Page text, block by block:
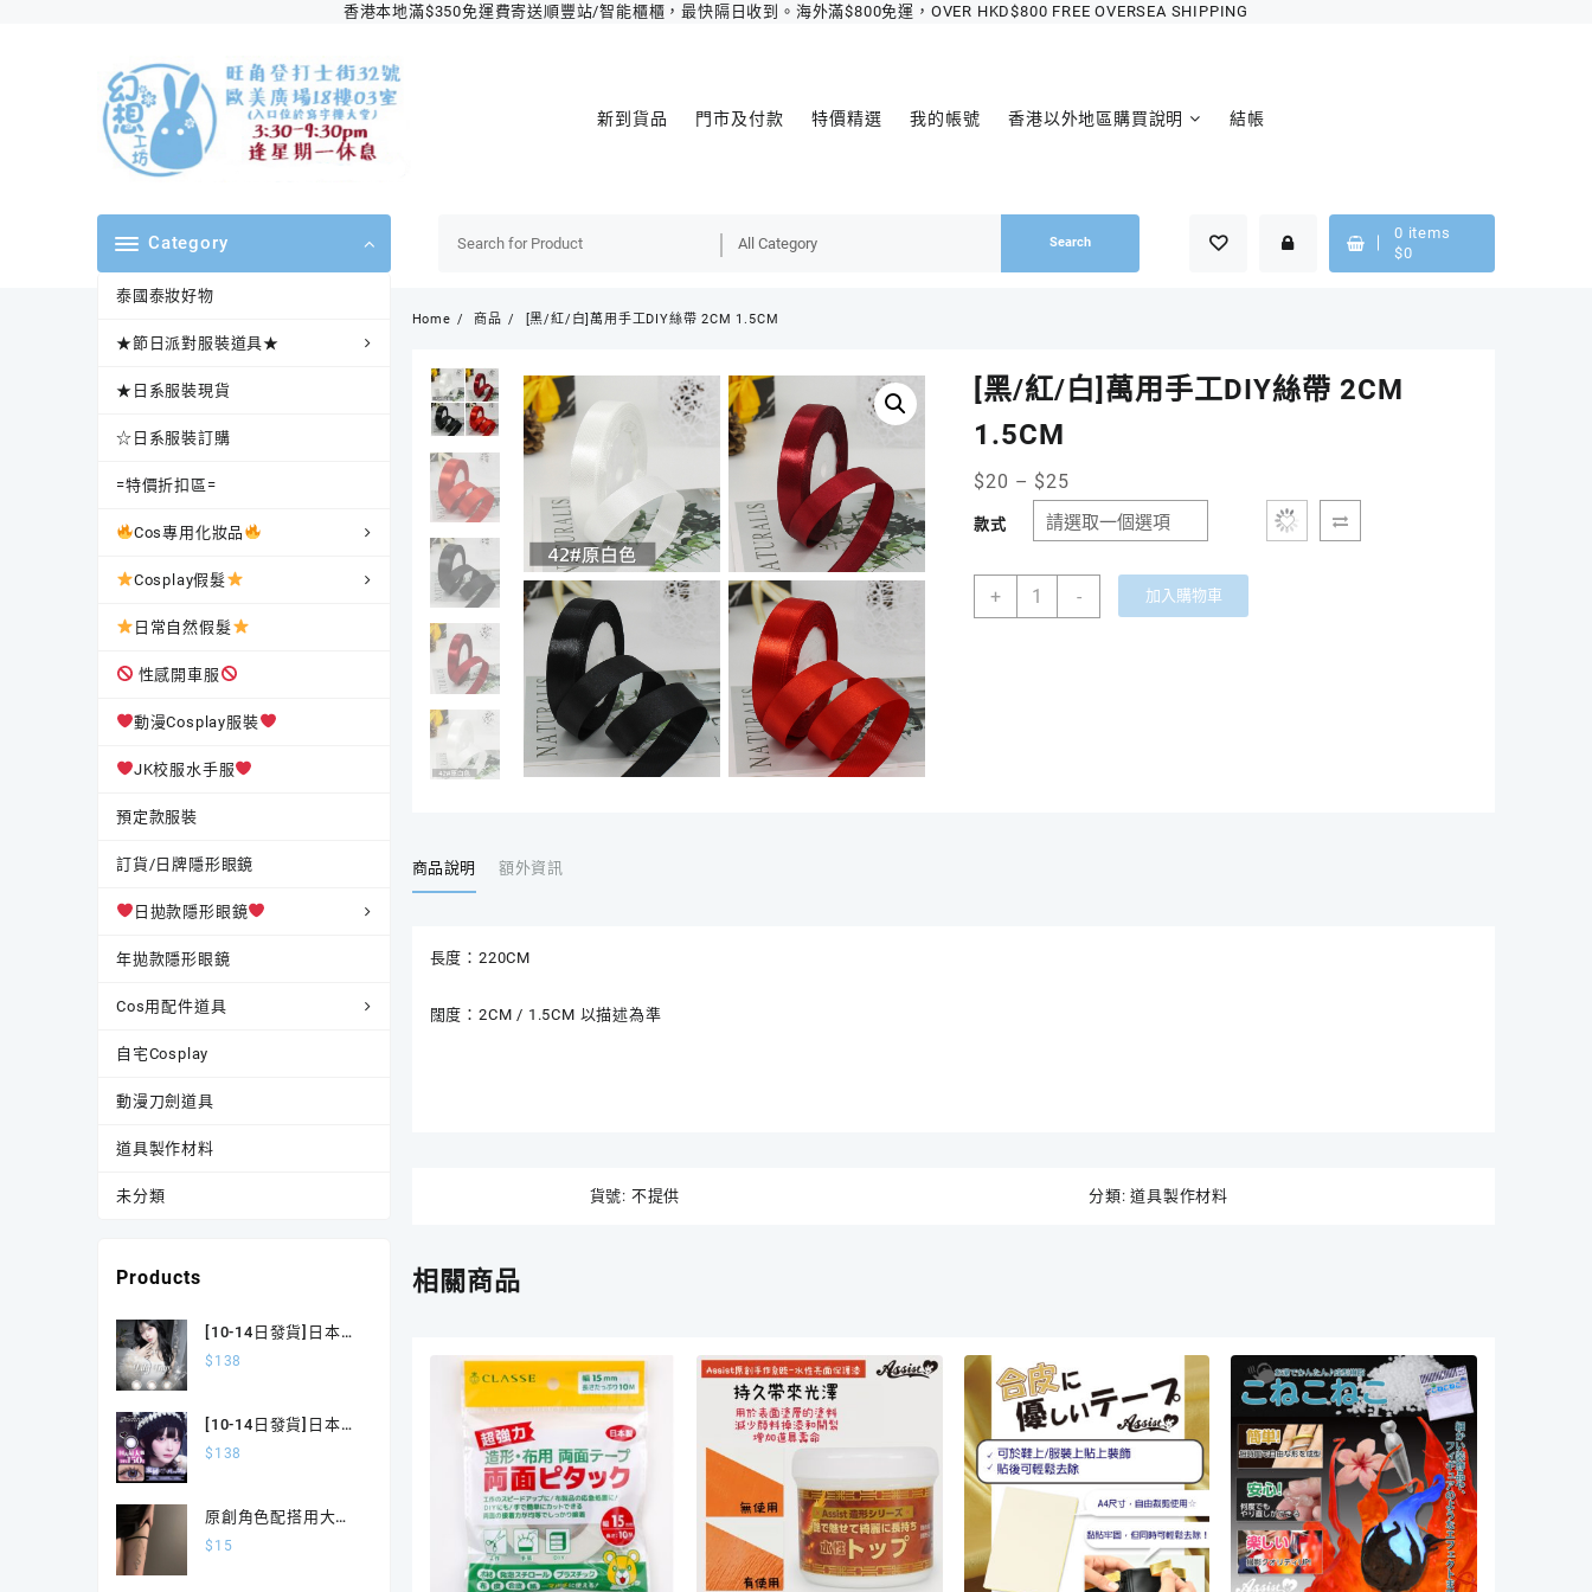
香港本地滿$350免運費寄送順豐站/智能櫃櫃，最快隔日收到。海外滿$800免運，OVER HKD$800 FREE OVERSEA SHIPPING
新到貨品 門市及付款 特價精選 我的帳號 香港以外地區購買說明 結帳
Category
泰國泰妝好物
★節日派對服裝道具★
★日系服裝現貨
☆日系服裝訂購
=特價折扣區=
Cos專用化妝品
Cosplay假髮
日常自然假髮
性感開車服
動漫Cosplay服裝
JK校服水手服
預定款服裝
訂貨/日牌隱形眼鏡
日拋款隱形眼鏡
年拋款隱形眼鏡
Cos用配件道具
自宅Cosplay
動漫刀劍道具
道具製作材料
未分類
Search
0 items
$0
Home 商品 [黑/紅/白]萬用手工DIY絲帶 2CM 1.5CM
[黑/紅/白]萬用手工DIY絲帶 2CM
1.5CM
$20 – $25
款式
+
[黑/
- 加入購物車
商品說明 額外資訊
長度：220CM
闊度：2CM / 1.5CM 以描述為準
貨號: 不提供 分類:道具製作材料
相關商品
Products
[10-14日發貨]日本
Lily Trap系列
$ 138
[10-14日發貨]日本
Dustity系列15mm日
$ 138
原創角色配搭用大腿
環 腳飾 腿飾
$ 15